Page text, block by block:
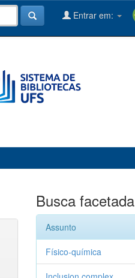
Entrar em:
Busca facetada
Assunto
Físico-química